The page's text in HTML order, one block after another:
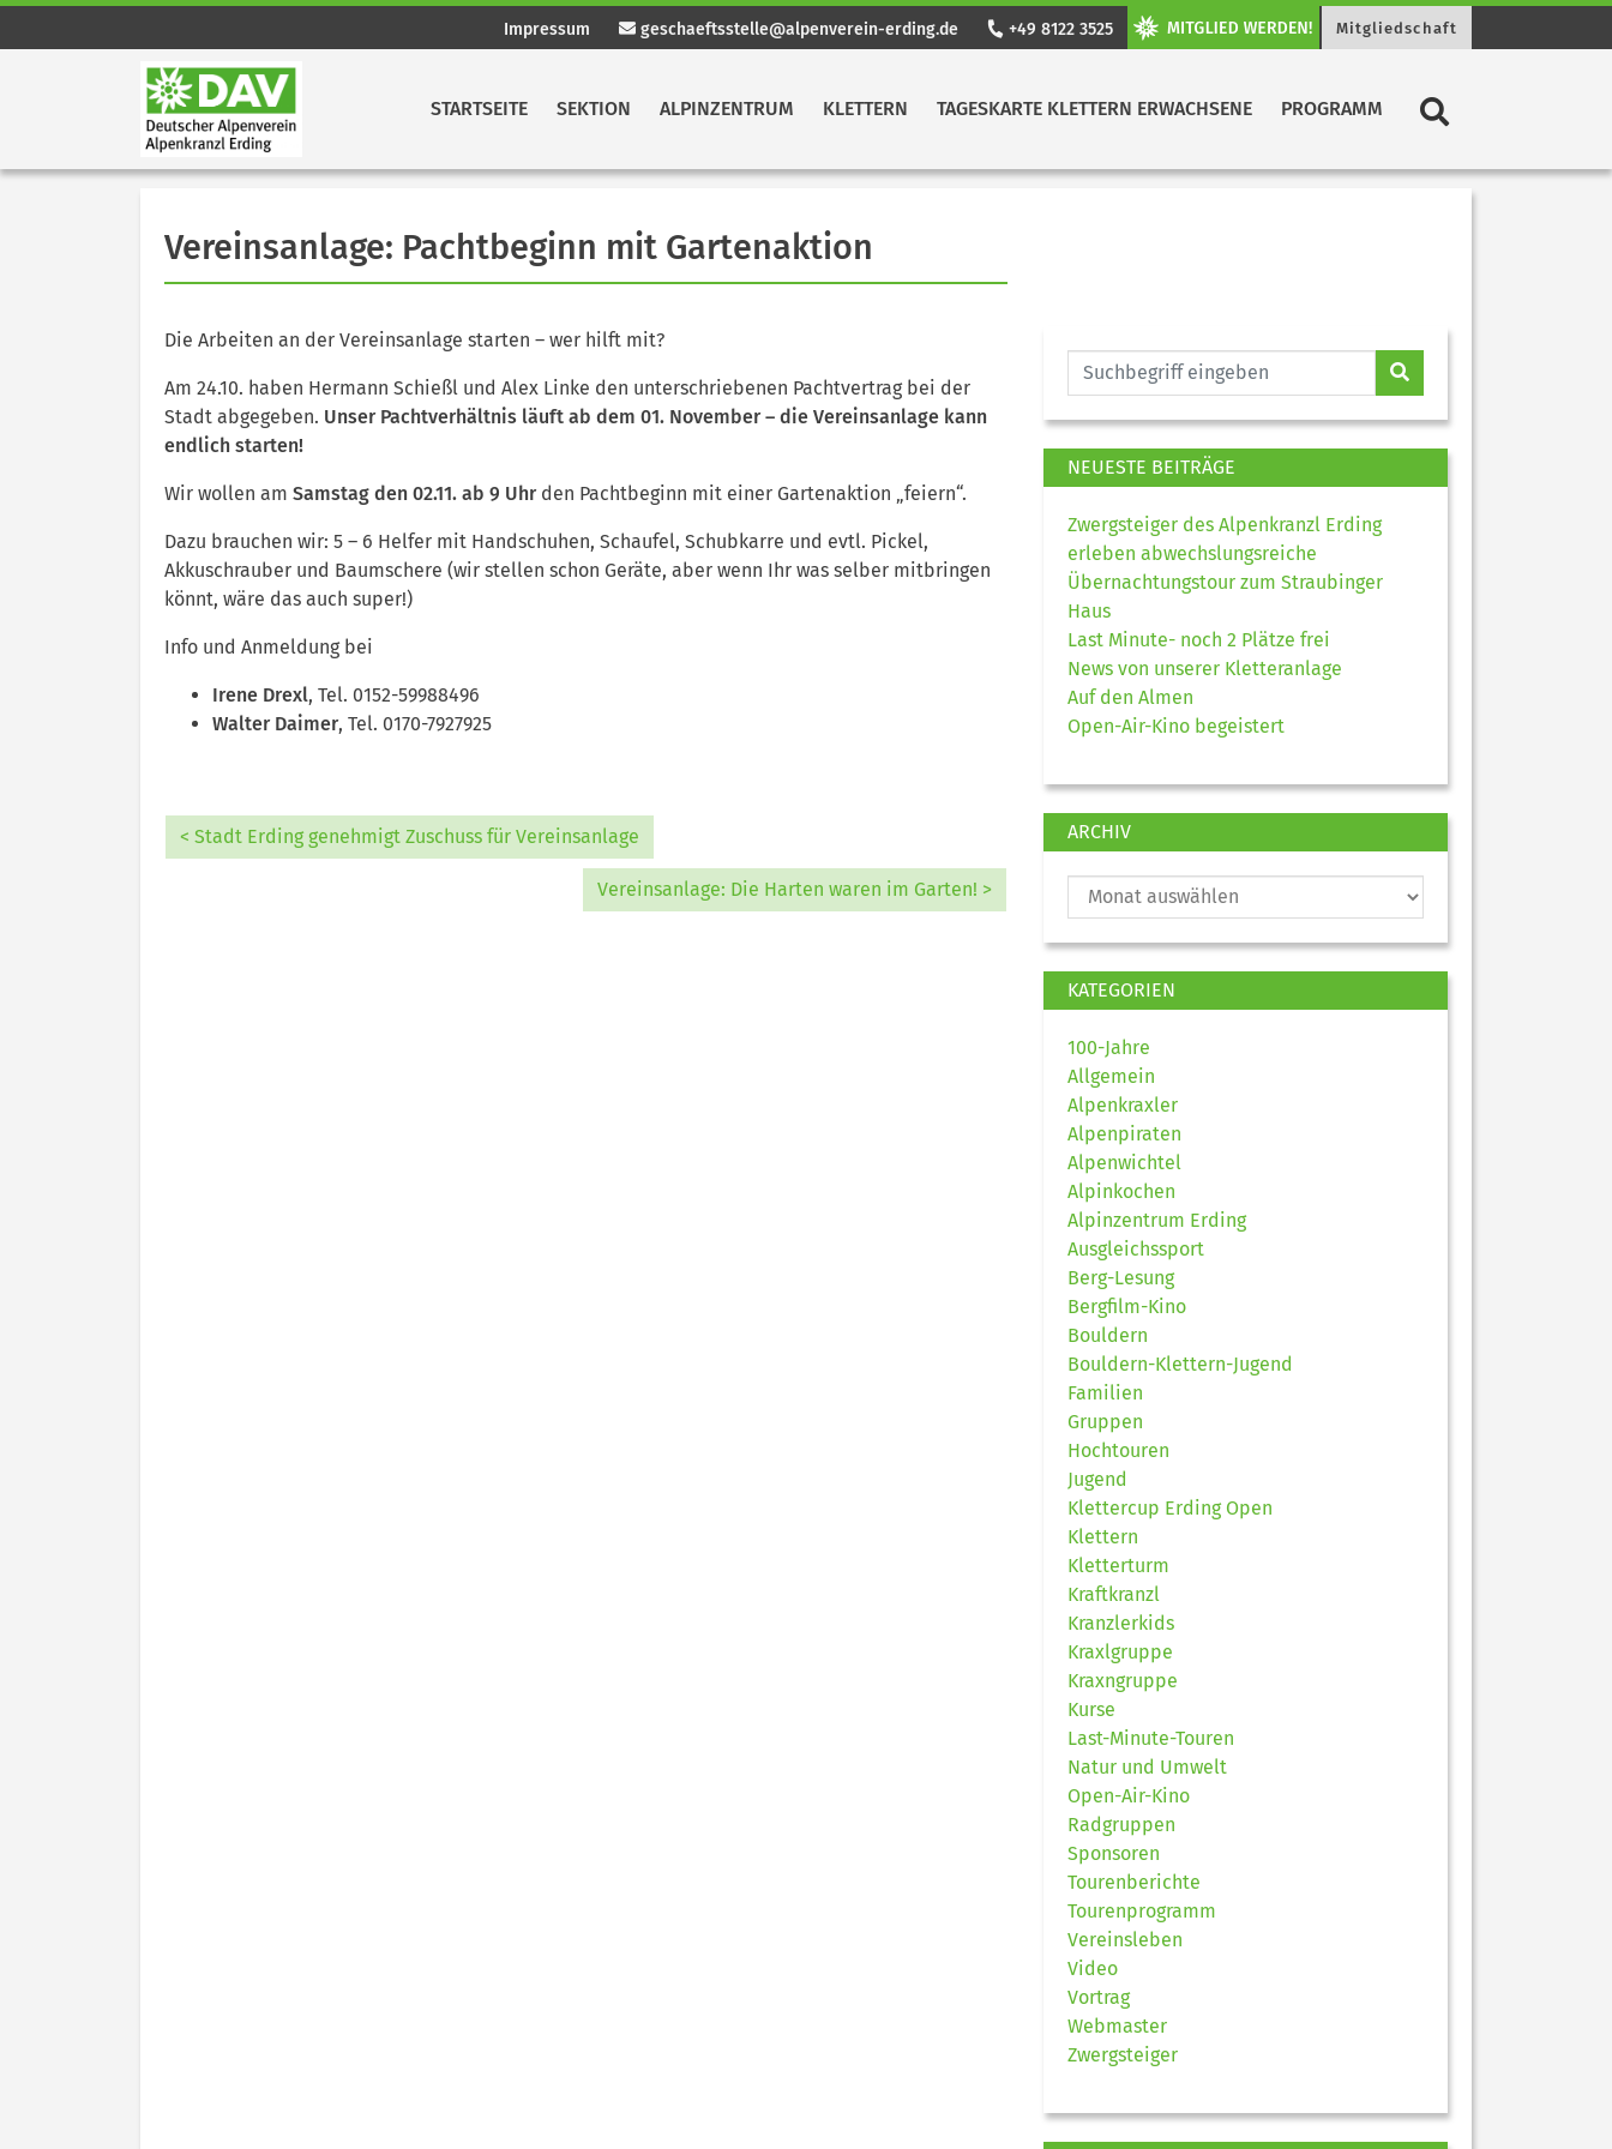
Impressum geschaeftsstelle@alpenverein-erding.de +49 8122 3525 Mitgliedschaft
STARTSEITE SEKTION ALPINZENTRUM KLETTERN TAGESKARTE KLETTERN ERWACHSENE PROGRAMM
Vereinsanlage: Pachtbeginn mit Gartenaktion
Die Arbeiten an der Vereinsanlage starten – wer hilft mit?
Am 24.10. haben Hermann Schießl und Alex Linke den unterschriebenen Pachtvertrag bei der
Stadt abgegeben. Unser Pachtverhältnis läuft ab dem 01. November – die Vereinsanlage kann
endlich starten!
Wir wollen am Samstag den 02.11. ab 9 Uhrden Pachtbeginn mit einer Gartenaktion „feiern“.
Dazu brauchen wir: 5 – 6 Helfer mit Handschuhen, Schaufel, Schubkarre und evtl. Pickel,
Akkuschrauber und Baumschere (wir stellen schon Geräte, aber wenn Ihr was selber mitbringen
könnt, wäre das auch super!)
Info und Anmeldung bei
Irene Drexl, Tel. 0152-59988496
Walter Daimer, Tel. 0170-7927925
< Stadt Erding genehmigt Zuschuss für Vereinsanlage
Vereinsanlage: Die Harten waren im Garten! >
NEUESTE BEITRÄGE
Zwergsteiger des Alpenkranzl Erding
erleben abwechslungsreiche
Übernachtungstour zum Straubinger
Haus
Last Minute- noch 2 Plätze frei
News von unserer Kletteranlage
Auf den Almen
Open-Air-Kino begeistert
ARCHIV
KATEGORIEN
100-Jahre
Allgemein
Alpenkraxler
Alpenpiraten
Alpenwichtel
Alpinkochen
Alpinzentrum Erding
Ausgleichssport
Berg-Lesung
Bergfilm-Kino
Bouldern
Bouldern-Klettern-Jugend
Familien
Gruppen
Hochtouren
Jugend
Klettercup Erding Open
Klettern
Kletterturm
Kraftkranzl
Kranzlerkids
Kraxlgruppe
Kraxngruppe
Kurse
Last-Minute-Touren
Natur und Umwelt
Open-Air-Kino
Radgruppen
Sponsoren
Tourenberichte
Tourenprogramm
Vereinsleben
Video
Vortrag
Webmaster
Zwergsteiger